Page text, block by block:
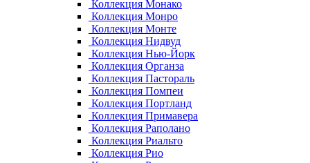
Коллекция Монако
Коллекция Монро
Коллекция Монте
Коллекция Нидвуд
Коллекция Нью-Йорк
Коллекция Органза
Коллекция Пастораль
Коллекция Помпеи
Коллекция Портланд
Коллекция Примавера
Коллекция Раполано
Коллекция Риальто
Коллекция Рио